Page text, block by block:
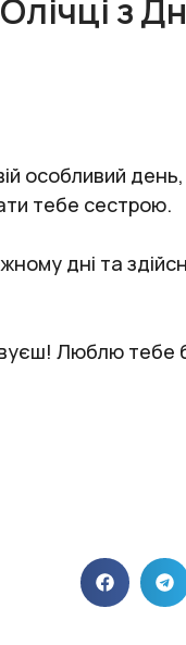
Олічці з
особливий
тебе сестрою.
дні та
Люблю тебе